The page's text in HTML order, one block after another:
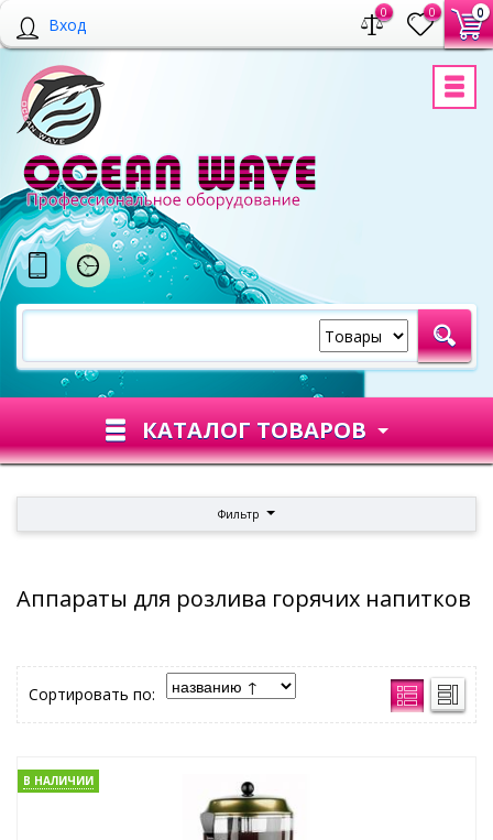
Вход
0 0 0
КАТАЛОГ ТОВАРОВ
Фильтр
Аппараты для розлива горячих напитков
Сортировать по:
В НАЛИЧИИ